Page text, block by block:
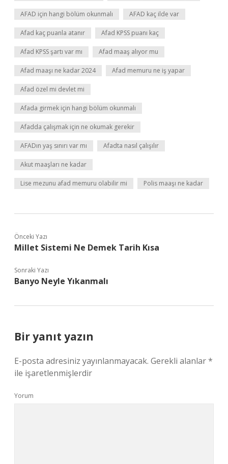
AFAD için hangi bölüm okunmalı AFAD kaç ilde var
Afad kaç puanla atanır Afad KPSS puanı kaç
Afad KPSS şartı var mı Afad maaş alıyor mu
Afad maaşı ne kadar 2024 Afad memuru ne iş yapar
Afad özel mi devlet mi
Afada girmek için hangi bölüm okunmalı
Afadda çalışmak için ne okumak gerekir
AFADın yaş sınırı var mı Afadta nasıl çalışılır
Akut maaşları ne kadar
Lise mezunu afad memuru olabilir mi Polis maaşı ne kadar
Önceki Yazı
Millet Sistemi Ne Demek Tarih Kısa
Sonraki Yazı
Banyo Neyle Yıkanmalı
Bir yanıt yazın
E-posta adresiniz yayınlanmayacak. Gerekli alanlar*
ile işaretlenmişlerdir
Yorum